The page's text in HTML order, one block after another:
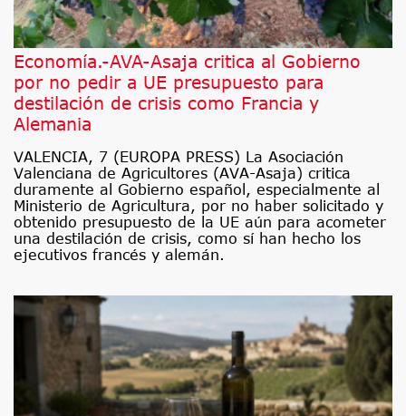
Economía.-AVA-Asaja critica al Gobierno
por no pedir a UE presupuesto para
destilación de crisis como Francia y
Alemania
VALENCIA, 7 (EUROPA PRESS) La Asociación
Valenciana de Agricultores (AVA-Asaja) critica
duramente al Gobierno español, especialmente al
Ministerio de Agricultura, por no haber solicitado y
obtenido presupuesto de la UE aún para acometer
una destilación de crisis, como sí han hecho los
ejecutivos francés y alemán.